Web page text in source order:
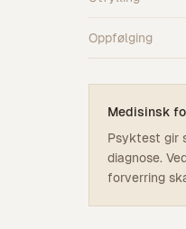
Oppfølging
Medisinsk
Psyktest gir
diagnose.
forverring